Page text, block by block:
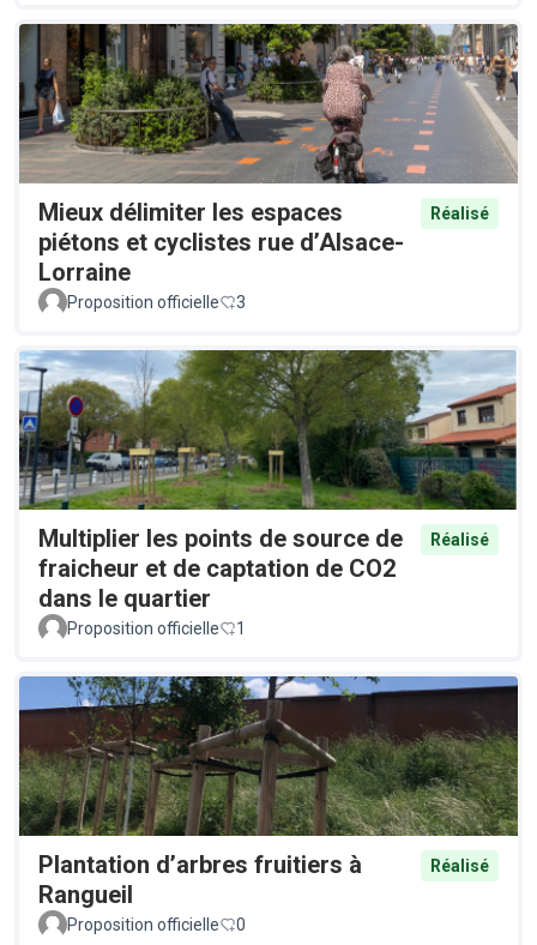
Mieux délimiter les espaces
piétons et cyclistes rue d’Alsace-
Lorraine
Réalisé
Proposition officielle 3
Multiplier les points de source de
fraicheur et de captation de CO2
dans le quartier
Réalisé
Proposition officielle 1
Plantation d’arbres fruitiers à
Rangueil
Réalisé
Proposition officielle 0